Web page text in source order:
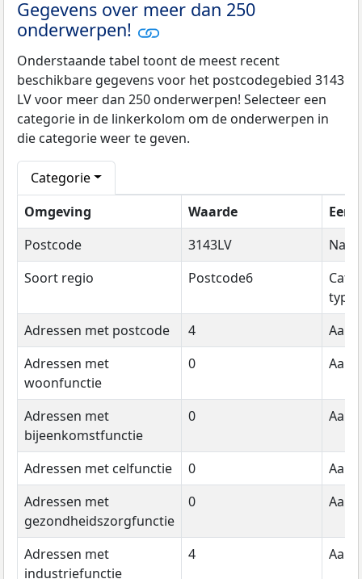
Gegevens over meer dan 250
onderwerpen!
Onderstaande tabel toont de meest recent
beschikbare gegevens voor het postcodegebied 3143
LV voor meer dan 250 onderwerpen! Selecteer een
categorie in de linkerkolom om de onderwerpen in
die categorie weer te geven.
Categorie
Omgeving
Waarde
Postcode
3143LV
Soort regio
Postcode6
type
Adressen met postcode
4
Adressen met
woonfunctie
0
Adressen met
bijeenkomstfunctie
0
Adressen met celfunctie 0
Adressen met
gezondheidszorgfunctie
0
Adressen met
industriefunctie
4